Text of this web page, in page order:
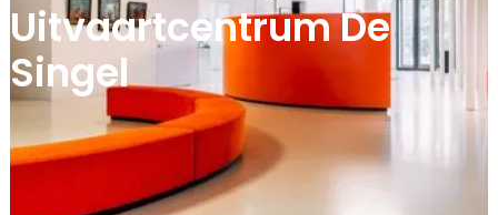
Uitvaart­centrum De
Singel